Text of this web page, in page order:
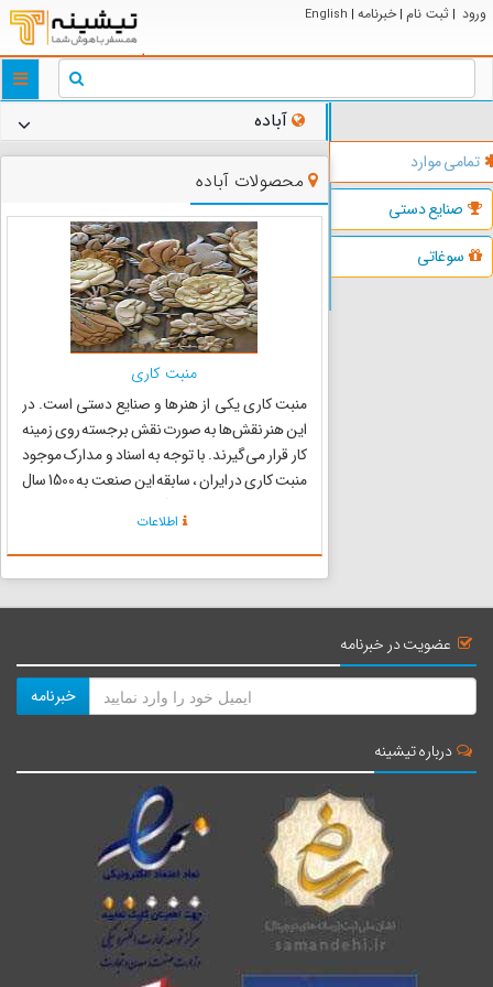
ورود | ثبت نام | خبرنامه |
English
تمامی موارد
صنایع دستی
سوغاتی
آباده
محصولات آباده
منبت کاری
منبت کاری یکی از هنرها و صنایع دستی است. در
این هنر نقش‌ها به صورت نقش برجسته روی زمینه
کار قرار می‌گیرند. با توجه به اسناد و مدارک موجود
منبت کاری در ایران ، سابقه این صنعت به 1500 سال
می‌رسد و قدیمی‌ترین اثر منبت کاری موجود یک
لنگه در چوبی است و روی آن با خلال هایی از چوب
گردو و نقوش...
اطلاعات
عضویت در خبرنامه
خبرنامه
درباره تیشینه